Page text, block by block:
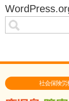
社会保険労